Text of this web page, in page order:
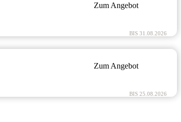
Zum Angebot
BIS 31.08.2026
Zum Angebot
BIS 25.08.2026